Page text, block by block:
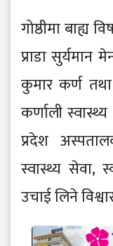
गोष्ठीमा बाह्य
प्राडा सुर्यमान
कुमार कर्ण
कर्णाली स्वास्थ्य
प्रदेश
स्वास्थ्य सेवा,
उचाई लिने